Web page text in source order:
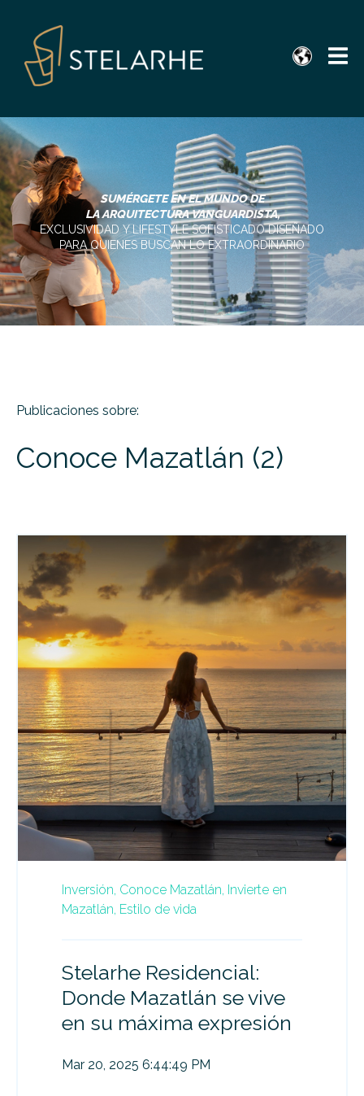
SUMÉRGETE EN EL MUNDO DE
LA ARQUITECTURA VANGUARDISTA,
EXCLUSIVIDAD Y LIFESTYLE SOFISTICADO DISEÑADO
PARA QUIENES BUSCAN LO EXTRAORDINARIO
Publicaciones sobre:
Conoce Mazatlán (2)
Inversión, Conoce Mazatlán, Invierte en
Mazatlán, Estilo de vida
Stelarhe Residencial:
Donde Mazatlán se vive
en su máxima expresión
Mar 20, 2025 6:44:49 PM